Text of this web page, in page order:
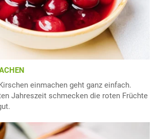
einmachen geht ganz einfach.
Jahreszeit schmecken die roten Früchte